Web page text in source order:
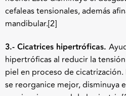
cefaleas tensionales, además
mandibular.[2]
3.- Cicatrices hipertróficas.
hipertróficas al reducir la
piel en proceso de
se reorganice mejor, disminuya